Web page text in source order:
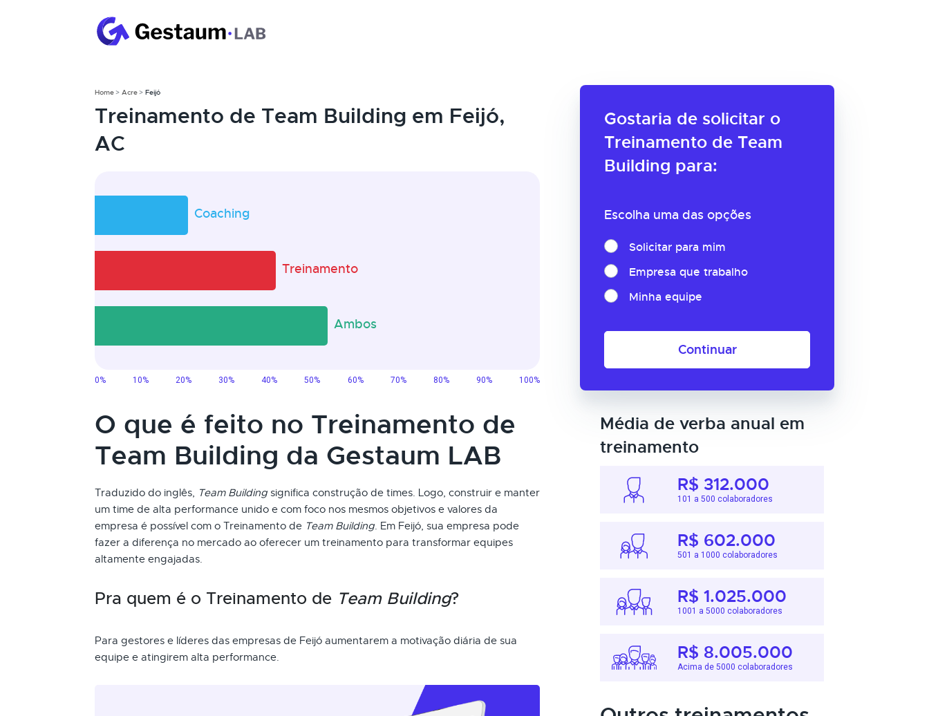
Gostaria de solicitar o
Treinamento de Team
Building para:
Escolha uma das opções
Solicitar para mim
Empresa que trabalho
Minha equipe
Continuar
Home Acre Feijó
Treinamento de Team Building em Feijó,
AC
O que é feito no Treinamento de
Team Building da Gestaum LAB
Traduzido do inglês, Team Building significa construção de times. Logo, construir e manter
um time de alta performance unido e com foco nos mesmos objetivos e valores da
empresa é possível com o Treinamento de Team Building. Em Feijó, sua empresa pode
fazer a diferença no mercado ao oferecer um treinamento para transformar equipes
altamente engajadas.
Pra quem é o Treinamento de Team Building?
Para gestores e líderes das empresas de Feijó aumentarem a motivação diária de sua
equipe e atingirem alta performance.
Média de verba anual em
treinamento
R$ 312.000
101 a 500 colaboradores
R$ 602.000
501 a 1000 colaboradores
R$ 1.025.000
1001 a 5000 colaboradores
R$ 8.005.000
Acima de 5000 colaboradores